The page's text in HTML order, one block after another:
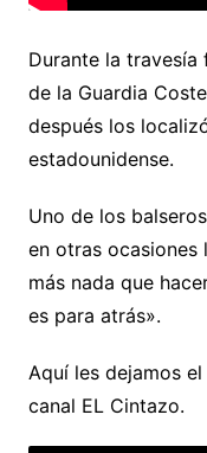
Durante la
de la Guardia
después los
estadounidense.
Uno de los
en otras ocasiones
más nada que
es para atrás».
Aquí les dejamos
canal EL Cintazo.